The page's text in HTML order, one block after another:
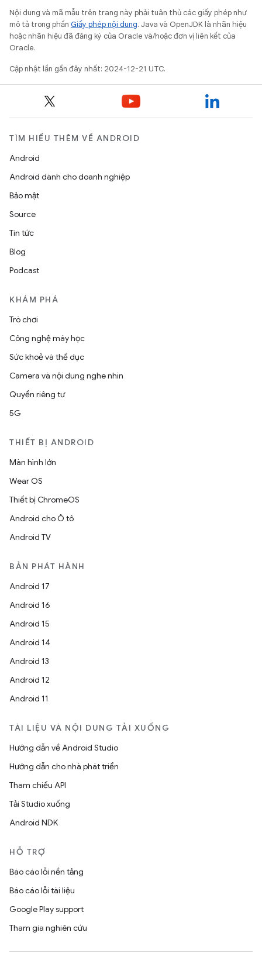
Nội dung và mã mẫu trên trang này phải tuân thủ các giấy phép như
mô tả trong phần Giấy phép nội dung. Java và OpenJDK là nhãn hiệu
hoặc nhãn hiệu đã đăng ký của Oracle và/hoặc đơn vị liên kết của
Oracle.
Cập nhật lần gần đây nhất: 2024-12-21 UTC.
TÌM HIỂU THÊM VỀ ANDROID
Android
Android dành cho doanh nghiệp
Bảo mật
Source
Tin tức
Blog
Podcast
KHÁM PHÁ
Trò chơi
Công nghệ máy học
Sức khoẻ và thể dục
Camera và nội dung nghe nhìn
Quyền riêng tư
5G
THIẾT BỊ ANDROID
Màn hình lớn
Wear OS
Thiết bị ChromeOS
Android cho Ô tô
Android TV
BẢN PHÁT HÀNH
Android 17
Android 16
Android 15
Android 14
Android 13
Android 12
Android 11
TÀI LIỆU VÀ NỘI DUNG TẢI XUỐNG
Hướng dẫn về Android Studio
Hướng dẫn cho nhà phát triển
Tham chiếu API
Tải Studio xuống
Android NDK
HỖ TRỢ
Báo cáo lỗi nền tảng
Báo cáo lỗi tài liệu
Google Play support
Tham gia nghiên cứu